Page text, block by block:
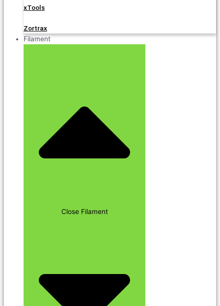
xTools
Zortrax
Filament
Close Filament